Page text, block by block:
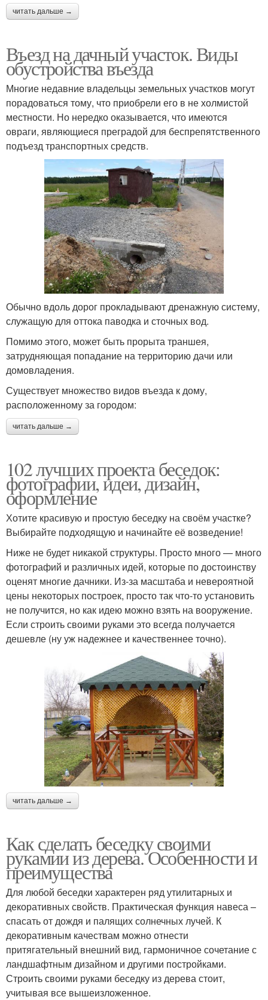
читать дальше →
Въезд на дачный участок. Виды
обустройства въезда
Многие недавние владельцы земельных участков могут
порадоваться тому, что приобрели его в не холмистой
местности. Но нередко оказывается, что имеются
овраги, являющиеся преградой для беспрепятственного
подъезд транспортных средств.
Обычно вдоль дорог прокладывают дренажную систему,
служащую для оттока паводка и сточных вод.
Помимо этого, может быть прорыта траншея,
затрудняющая попадание на территорию дачи или
домовладения.
Существует множество видов въезда к дому,
расположенному за городом:
читать дальше →
102 лучших проекта беседок:
фотографии, идеи, дизайн,
оформление
Хотите красивую и простую беседку на своём участке?
Выбирайте подходящую и начинайте её возведение!
Ниже не будет никакой структуры. Просто много — много
фотографий и различных идей, которые по достоинству
оценят многие дачники. Из-за масштаба и невероятной
цены некоторых построек, просто так что-то установить
не получится, но как идею можно взять на вооружение.
Если строить своими руками это всегда получается
дешевле (ну уж надежнее и качественнее точно).
читать дальше →
Как сделать беседку своими
рукамии из дерева. Особенности и
преимущества
Для любой беседки характерен ряд утилитарных и
декоративных свойств. Практическая функция навеса –
спасать от дождя и палящих солнечных лучей. К
декоративным качествам можно отнести
притягательный внешний вид, гармоничное сочетание с
ландшафтным дизайном и другими постройками.
Строить своими руками беседку из дерева стоит,
учитывая все вышеизложенное.